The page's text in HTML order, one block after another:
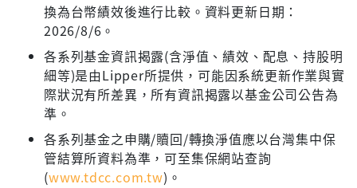
換為台幣績效後進行比較。資料更新日期：
2026/8/6。
各系列基金資訊揭露(含淨值、績效、配息、持股明
細等)是由Lipper所提供，可能因系統更新作業與實
際狀況有所差異，所有資訊揭露以基金公司公告為
準。
各系列基金之申購/贖回/轉換淨值應以台灣集中保
管結算所資料為準，可至集保網站查詢
(www.tdcc.com.tw)。